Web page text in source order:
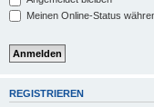
Meinen Online-Status
REGISTRIEREN